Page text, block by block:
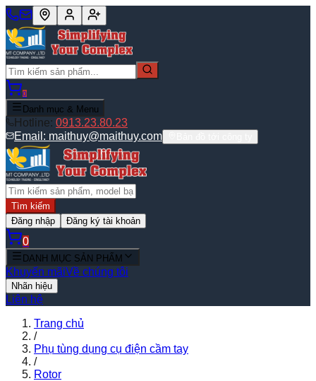
0
Danh mục & Menu
Hotline: 0913.23.80.23
Email: maithuy@maithuy.com
Tìm kiếm
Đăng nhập
Đăng ký tài khoản
0
DANH MỤC SẢN PHẨM
Khuyến mãiVề chúng tôi
Nhãn hiệu
Liên hệ
Trang chủ
/
Phụ tùng dụng cụ điện cầm tay
/
Rotor